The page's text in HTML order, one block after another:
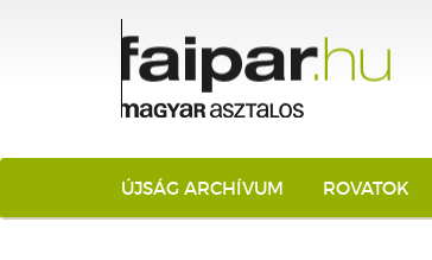
ÚJSÁG ARCHÍVUM ROVATOK